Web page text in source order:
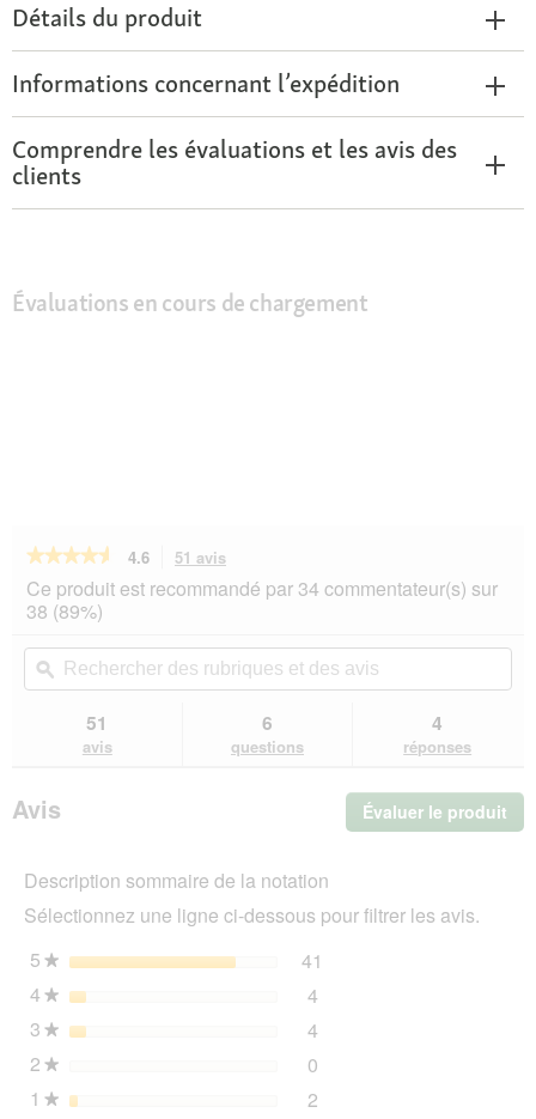
Détails du produit
Informations concernant l’expédition
Comprendre les évaluations et les avis des
clients
Évaluations en cours de chargement
★★★★★
★★★★★
sur
5
les
avis
KONG
Wobbler
4.6 51 avis
action
vous
vers
les
avis.
Ce produit est recommandé par 34 commentateur(s) sur
38 (89%)
Rechercher
des
rubriques
ϙ
51
avis
6
questions
4
réponses
Avis Évaluer le produit
Description sommaire de la notation
Sélectionnez une ligne ci-dessous pour filtrer les avis.
5★ étoiles 41
4★ étoiles 4
3★ étoiles 4
2★ 0
1★ étoiles 2